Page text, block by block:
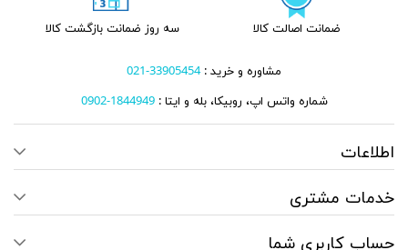
ضمانت اصالت کالا سه روز ضمانت بازگشت کالا
مشاوره و خرید :33905454-021
شماره واتس اپ، روبیکا، بله و ایتا : 1844949-0902
اطلاعات
خدمات مشتری
حساب کاربری شما